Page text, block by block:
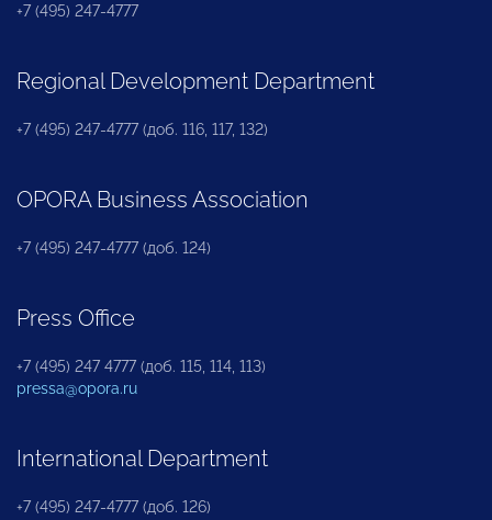
+7 (495) 247-4777
Regional Development Department
+7 (495) 247-4777 (доб. 116, 117, 132)
OPORA Business Association
+7 (495) 247-4777 (доб. 124)
Press Office
+7 (495) 247 4777 (доб. 115, 114, 113)
pressa@opora.ru
International Department
+7 (495) 247-4777 (доб. 126)